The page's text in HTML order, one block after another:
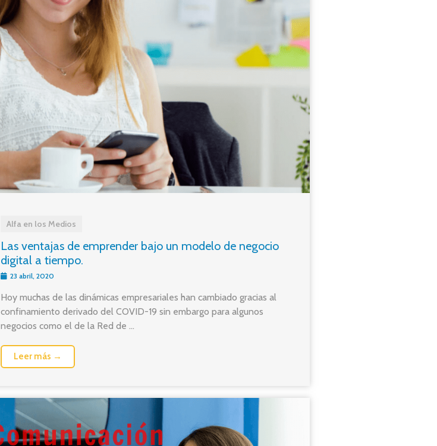
Alfa en los Medios
Las ventajas de emprender bajo un modelo de negocio
digital a tiempo.
23 abril, 2020
Hoy muchas de las dinámicas empresariales han cambiado gracias al
confinamiento derivado del COVID-19 sin embargo para algunos
negocios como el de la Red de ...
Leer más →